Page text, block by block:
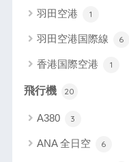
羽田空港 1
羽田空港国際線 6
香港国際空港 1
飛行機 20
A380 3
ANA 全日空 6